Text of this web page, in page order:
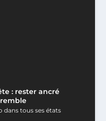
: rester ancré
dans tous ses états